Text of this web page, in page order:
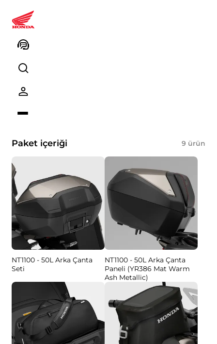
Seyahat Paketi (YR386 Mat
Warm Ash Metallic)
Ürün kodu
Paket içeriği 9 ürün
NT1100 - 50L Arka Çanta
Seti
NT1100 - 50L Arka Çanta
Paneli (YR386 Mat Warm
Ash Metallic)